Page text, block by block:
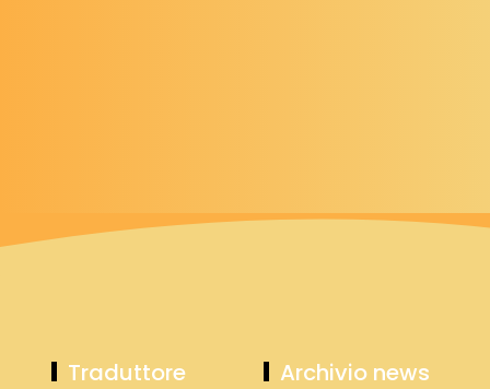
Traduttore Archivio news